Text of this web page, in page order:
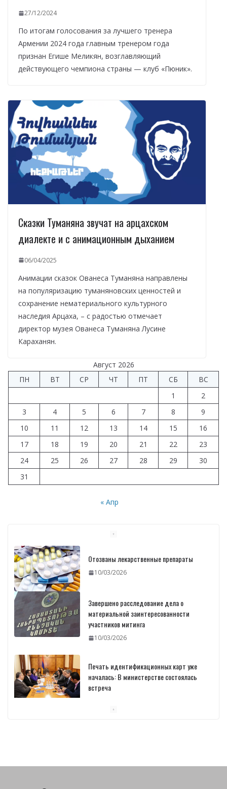
27/12/2024
По итогам голосования за лучшего тренера
Армении 2024 года главным тренером года
признан Егише Меликян, возглавляющий
действующего чемпиона страны — клуб «Пюник».
Сказки Туманяна звучат на арцахском
диалекте и с анимационным дыханием
06/04/2025
Анимации сказок Ованеса Туманяна направлены
на популяризацию туманяновских ценностей и
сохранение нематериального культурного
наследия Арцаха, – с радостью отмечает
директор музея Ованеса Туманяна Лусине
Караханян.
Август 2026
ПН
ВТ СР ЧТ ПТ СБ
ВС
1
2
3
4 5 6 7 8
9
10
11 12 13 14 15
16
17
18 19 20 21 22
23
24
25 26 27 28 29
30
31
« Апр
Отозваны лекарственные препараты
10/03/2026
Завершено расследование дела о
материальной заинтересованности
участников митинга
10/03/2026
Печать идентификационных карт уже
началась: В министерстве состоялась
встреча